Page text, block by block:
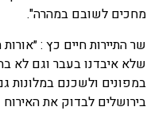
מחכים לשובם במהרה".
שר התיירות חיים כץ :
שלא איבדנו בעבר וגם לא
במפונים ולשכנם במלונות
בירושלים לבדוק את האירוח